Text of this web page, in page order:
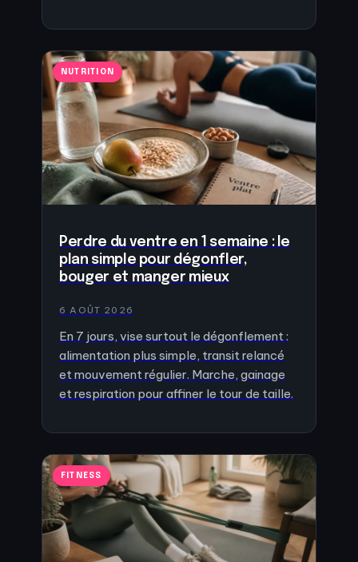
NUTRITION
Perdre du ventre en 1 semaine : le
plan simple pour dégonfler,
bouger et manger mieux
6 AOÛT 2026
En 7 jours, vise surtout le dégonflement :
alimentation plus simple, transit relancé
et mouvement régulier. Marche, gainage
et respiration pour affiner le tour de taille.
FITNESS